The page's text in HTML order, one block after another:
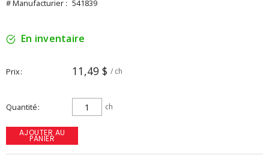
# Manufacturier : 541839
En inventaire
Prix 11,49 $ / ch
Quantité ch
AJOUTER AU
PANIER